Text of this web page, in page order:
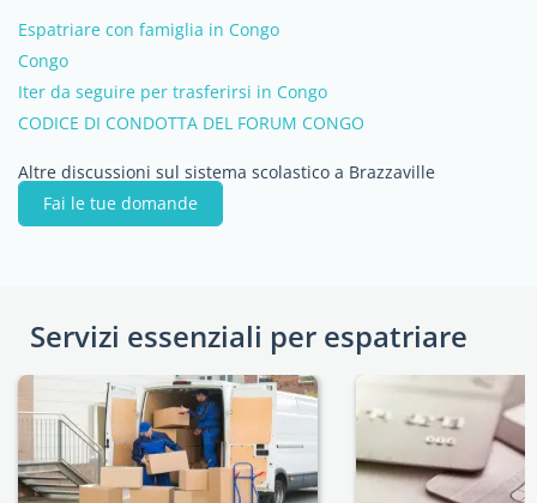
Espatriare con famiglia in Congo
Congo
Iter da seguire per trasferirsi in Congo
CODICE DI CONDOTTA DEL FORUM CONGO
Altre discussioni sul sistema scolastico a Brazzaville
Fai le tue domande
Servizi essenziali per espatriare